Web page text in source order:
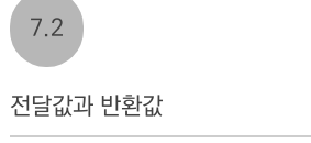
u
7.2
전달값과 반환값